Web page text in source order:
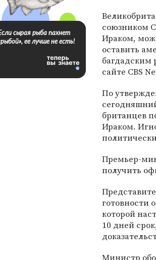
союзником
Ираком,
оставить
багдадским
сайте CBS
По
британцев
Ираком.
Премьер-
получить
готовности
которой
10 дней
Министр
сырая рыба пахнет
ее лучше не есть!